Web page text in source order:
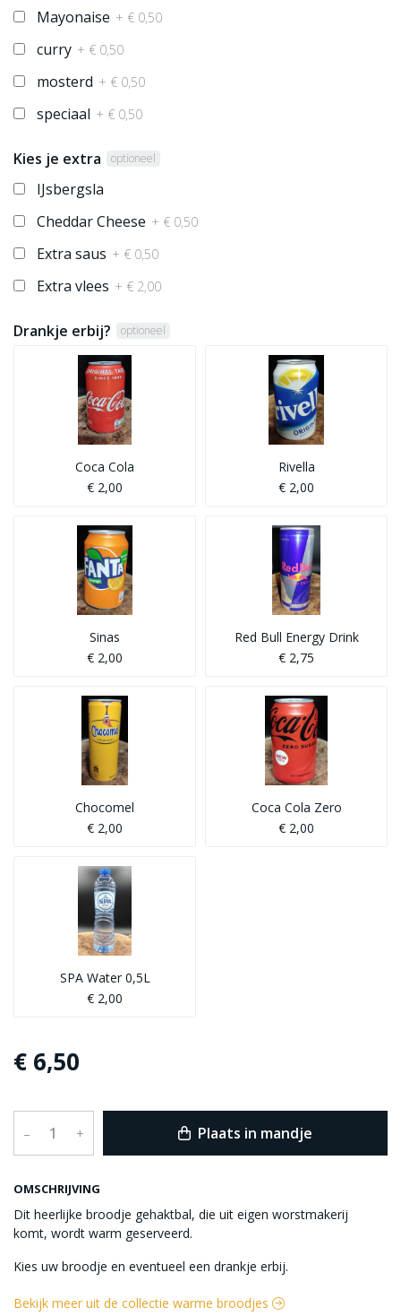
OMSCHRIJVING
Dit heerlijke broodje gehaktbal, die uit eigen worstmakerij
komt, wordt warm geserveerd.
Kies uw broodje en eventueel een drankje erbij.
Mayonaise + € 0,50
curry + € 0,50
mosterd + € 0,50
speciaal + € 0,50
Kies je extra optioneel
IJsbergsla
Cheddar Cheese + € 0,50
Extra saus + € 0,50
Extra vlees + € 2,00
Drankje erbij? optioneel
Coca Cola
€ 2,00
Rivella
€ 2,00
Sinas
€ 2,00
Red Bull Energy Drink
€ 2,75
Chocomel
€ 2,00
Coca Cola Zero
€ 2,00
SPA Water 0,5L
€ 2,00
€ 6,50
– + Plaats in mandje
Bekijk meer uit de collectie warme broodjes